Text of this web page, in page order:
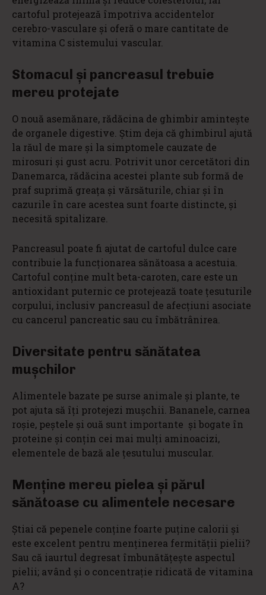
cartoful protejează împotriva accidentelor
cerebro-vasculare şi oferă o mare cantitate de
vitamina C sistemului vascular.
Stomacul și pancreasul trebuie
mereu protejate
O nouă asemănare, rădăcina de ghimbir aminteşte
de organele digestive. Știm deja că ghimbirul ajută
la răul de mare şi la simptomele cauzate de
mirosuri şi gust acru. Potrivit unor cercetători din
Danemarca, rădăcina acestei plante sub formă de
praf suprimă greaţa şi vărsăturile, chiar şi în
cazurile în care acestea sunt foarte distincte, şi
necesită spitalizare.
Pancreasul poate fi ajutat de cartoful dulce care
contribuie la funcţionarea sănătoasa a acestuia.
Cartoful conţine mult beta-caroten, care este un
antioxidant puternic ce protejează toate ţesuturile
corpului, inclusiv pancreasul de afecţiuni asociate
cu cancerul pancreatic sau cu îmbătrânirea.
Diversitate pentru sănătatea
mușchilor
Alimentele bazate pe surse animale și plante, te
pot ajuta să îți protejezi mușchii. Bananele, carnea
roșie, peștele și ouă sunt importante și bogate în
proteine și ​​conțin cei mai mulți aminoacizi,
elementele de bază ale țesutului muscular.
Menține mereu pielea și părul
sănătoase cu alimentele necesare
Știai că pepenele conţine foarte puţine calorii şi
este excelent pentru menţinerea fermităţii pielii?
Sau că iaurtul degresat îmbunătăţește aspectul
pielii; având și o concentraţie ridicată de vitamina
A?